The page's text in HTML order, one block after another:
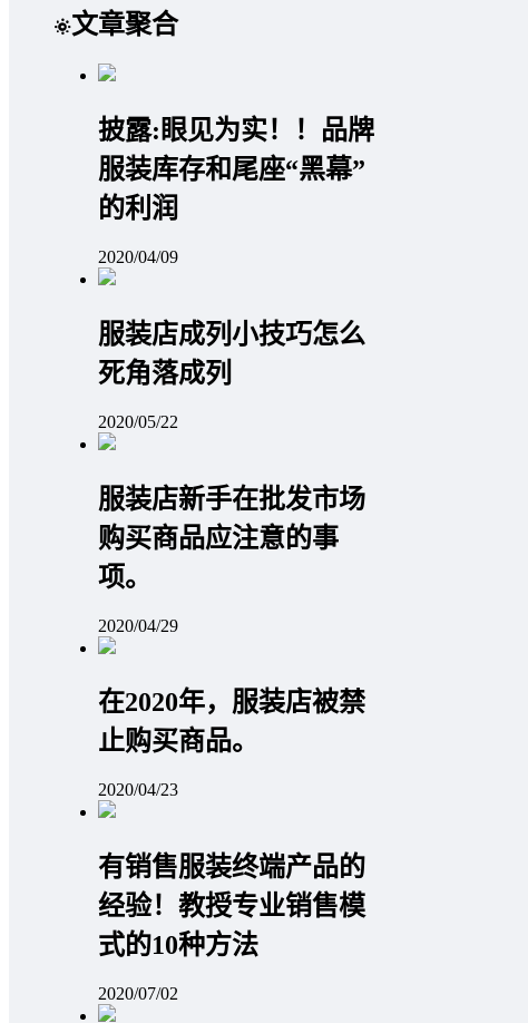
文章聚合
披露:眼见为实！！品牌
服装库存和尾座“黑幕”
的利润
2020/04/09
服装店成列小技巧怎么
死角落成列
2020/05/22
服装店新手在批发市场
购买商品应注意的事
项。
2020/04/29
在2020年，服装店被禁
止购买商品。
2020/04/23
有销售服装终端产品的
经验！教授专业销售模
式的10种方法
2020/07/02